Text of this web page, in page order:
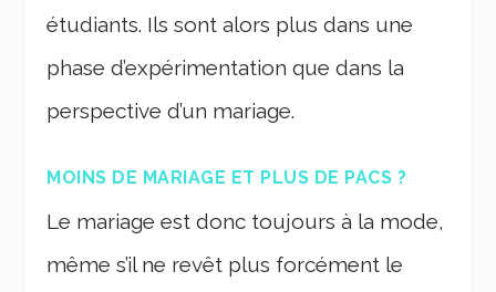
étudiants. Ils sont alors plus dans une
phase d’expérimentation que dans la
perspective d’un mariage.
MOINS DE MARIAGE ET PLUS DE PACS ?
Le mariage est donc toujours à la mode,
même s’il ne revêt plus forcément le